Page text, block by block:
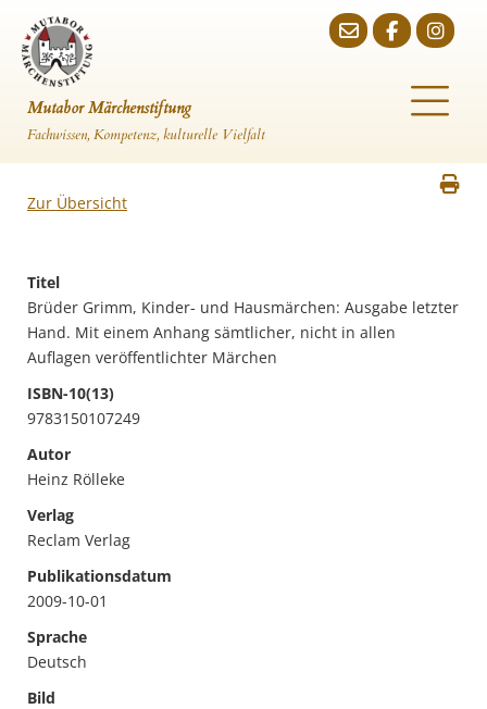
Mutabor Märchenstiftung
Fachwissen, Kompetenz, kulturelle Vielfalt
Zur Übersicht
Titel
Brüder Grimm, Kinder- und Hausmärchen: Ausgabe letzter
Hand. Mit einem Anhang sämtlicher, nicht in allen
Auflagen veröffentlichter Märchen
ISBN-10(13)
9783150107249
Autor
Heinz Rölleke
Verlag
Reclam Verlag
Publikationsdatum
2009-10-01
Sprache
Deutsch
Bild